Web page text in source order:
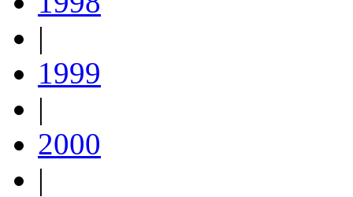
|
1999
|
2000
|